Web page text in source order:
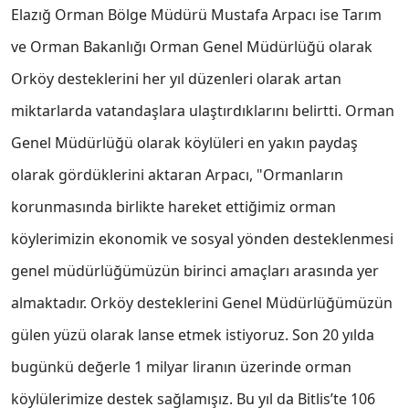
Elazığ Orman Bölge Müdürü Mustafa Arpacı ise Tarım
ve Orman Bakanlığı Orman Genel Müdürlüğü olarak
Orköy desteklerini her yıl düzenleri olarak artan
miktarlarda vatandaşlara ulaştırdıklarını belirtti. Orman
Genel Müdürlüğü olarak köylüleri en yakın paydaş
olarak gördüklerini aktaran Arpacı, "Ormanların
korunmasında birlikte hareket ettiğimiz orman
köylerimizin ekonomik ve sosyal yönden desteklenmesi
genel müdürlüğümüzün birinci amaçları arasında yer
almaktadır. Orköy desteklerini Genel Müdürlüğümüzün
gülen yüzü olarak lanse etmek istiyoruz. Son 20 yılda
bugünkü değerle 1 milyar liranın üzerinde orman
köylülerimize destek sağlamışız. Bu yıl da Bitlis’te 106